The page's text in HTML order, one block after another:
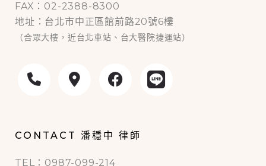
FAX：02-2388-8300
地址：台北市中正區館前路20號6樓
（合眾大樓，近台北車站、台大醫院捷運站）
CONTACT 潘穩中 律師
TEL：0987-099-214